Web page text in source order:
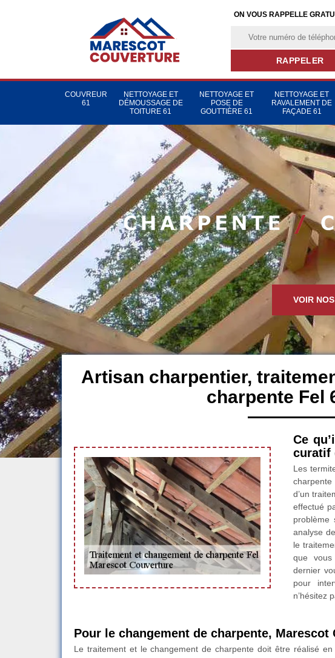
ON VOUS RAPPELLE
COUVREUR
61
NETTOYAGE ET
DÉMOUSSAGE DE
TOITURE 61
NETTOYAGE ET
POSE DE
GOUTTIÈRE 61
NETTOYAGE ET
RAVALEMENT DE
FAÇADE 61
VOIR
Artisan charpentier,
charpente Fel
Ce
curatif
Les
d’un
effectué
problème
analyse
le
que
dernier
pour
n’hésitez
Pour le changement de charpente,
Le traitement et le changement de charpente doit être réalisé